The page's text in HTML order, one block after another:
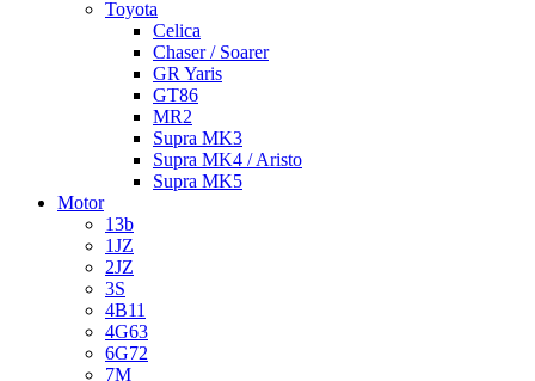
Toyota
Celica
Chaser / Soarer
GR Yaris
GT86
MR2
Supra MK3
Supra MK4 / Aristo
Supra MK5
Motor
13b
1JZ
2JZ
3S
4B11
4G63
6G72
7M